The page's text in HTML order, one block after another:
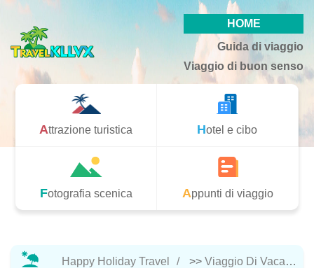
HOME
Guida di viaggio
Viaggio di buon senso
Attrazione turistica Hotel e cibo
Fotografia scenica Appunti di viaggio
Happy Holiday Travel >> Viaggio Di Vacanza